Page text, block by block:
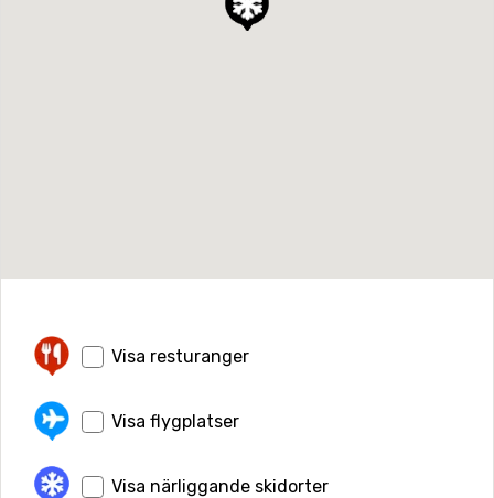
Visa resturanger
Visa flygplatser
Visa närliggande skidorter